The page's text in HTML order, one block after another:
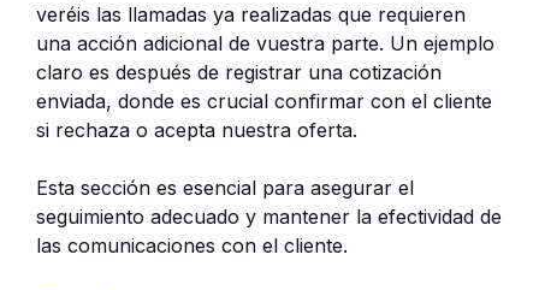
veréis las llamadas ya realizadas que requieren
una acción adicional de vuestra parte. Un ejemplo
claro es después de registrar una cotización
enviada, donde es crucial confirmar con el cliente
si rechaza o acepta nuestra oferta.
Esta sección es esencial para asegurar el
seguimiento adecuado y mantener la efectividad de
las comunicaciones con el cliente.